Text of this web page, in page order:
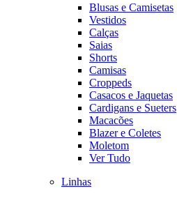
Blusas e Camisetas
Vestidos
Calças
Saias
Shorts
Camisas
Croppeds
Casacos e Jaquetas
Cardigans e Sueters
Macacões
Blazer e Coletes
Moletom
Ver Tudo
Linhas